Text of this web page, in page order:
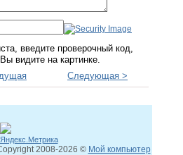
введите проверочный код,
видите на картинке.
Следующая >
2008-2026 © Мой компьютер